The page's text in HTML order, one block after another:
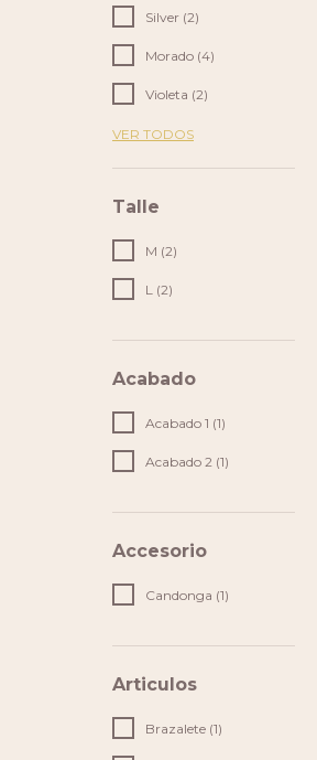
Silver (2)
Morado (4)
Violeta (2)
VER TODOS
Talle
M (2)
L (2)
Acabado
Acabado 1 (1)
Acabado 2 (1)
Accesorio
Candonga (1)
Articulos
Brazalete (1)